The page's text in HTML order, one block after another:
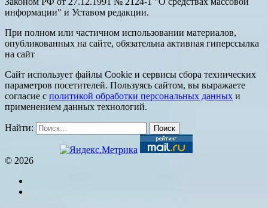
информации" и Уставом редакции.
При полном или частичном использовании материалов,
опубликованных на сайте, обязательна активная гиперссылка
на сайт
Сайт использует файлы Cookie и сервисы сбора технических
параметров посетителей. Пользуясь сайтом, вы выражаете
согласие с политикой обработки персональных данных и
применением данных технологий.
Найти:
© 2026